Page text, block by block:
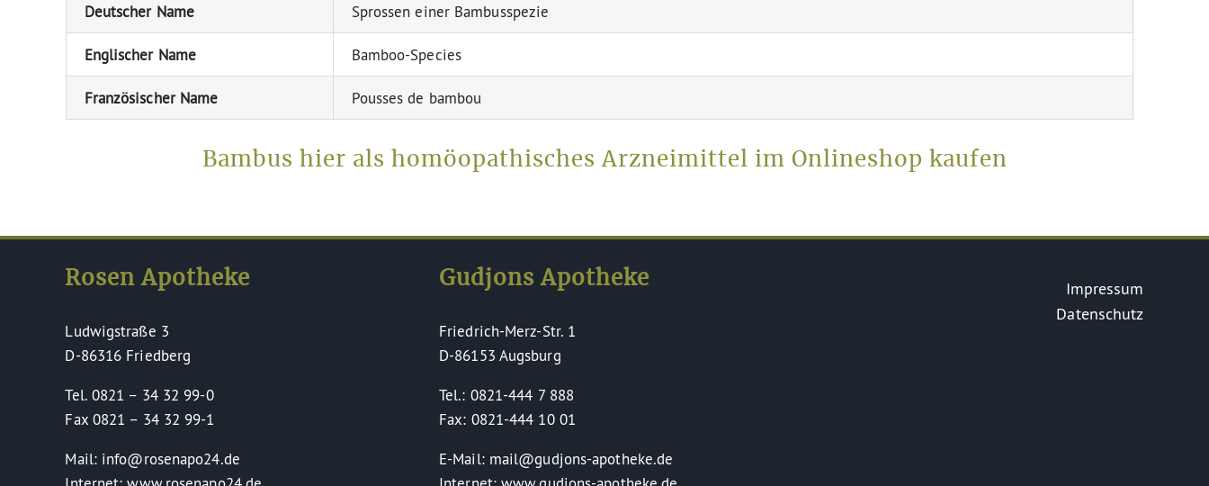
Deutscher Name Sprossen einer Bambusspezie
Englischer Name Bamboo-Species
Französischer Name Pousses de bambou
Bambus hier als homöopathisches Arzneimittel im Onlineshop kaufen
Rosen Apotheke
Ludwigstraße 3
D-86316 Friedberg
Tel. 0821 – 34 32 99-0
Fax 0821 – 34 32 99-1
Mail: info@rosenapo24.de
Gudjons Apotheke
Friedrich-Merz-Str. 1
D-86153 Augsburg
Tel.: 0821-444 7 888
Fax: 0821-444 10 01
E-Mail: mail@gudjons-apotheke.de
Impressum
Datenschutz